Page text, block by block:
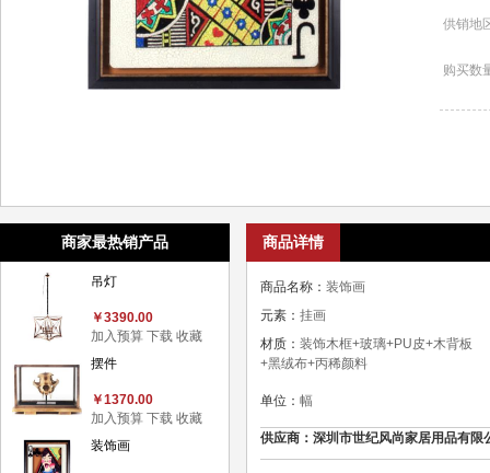
供销地
购买数
商家最热销产品
吊灯
￥3390.00
加入预算 下载 收藏
摆件
￥1370.00
加入预算 下载 收藏
装饰画
商品详情
商品名称： 装饰画
元素： 挂画
材质： 装饰木框+玻璃+PU皮+木背板
+黑绒布+丙稀颜料
单位： 幅
供应商：深圳市世纪风尚家居用品有